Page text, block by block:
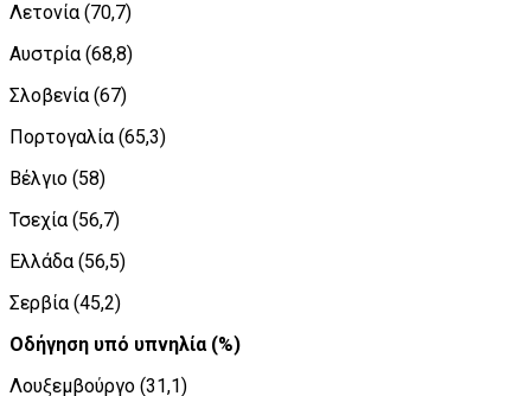
Λετονία (70,7)
Αυστρία (68,8)
Σλοβενία (67)
Πορτογαλία (65,3)
Βέλγιο (58)
Τσεχία (56,7)
Ελλάδα (56,5)
Σερβία (45,2)
Οδήγηση υπό υπνηλία (%)
Λουξεμβούργο (31,1)